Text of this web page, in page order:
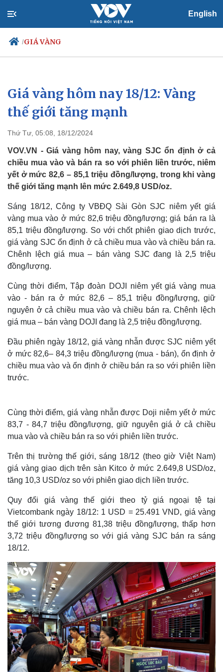
English
/GIÁ VÀNG
Chính trị
Đảng
Tổ chức nhân sự
Nhận diện sự thật
Xã hội
Tin 24h
Dự báo thời tiết
Việc làm
Biển đảo
Giá vàng hôm nay 18/12: Vàng
thế giới tăng mạnh
Thứ Tư, 05:08, 18/12/2024
VOV.VN - Giá vàng hôm nay, vàng SJC ổn định ở cả
chiều mua vào và bán ra so với phiên liền trước, niêm
yết ở mức 82,6 – 85,1 triệu đồng/lượng, trong khi vàng
thế giới tăng mạnh lên mức 2.649,8 USD/oz.
Sáng 18/12, Công ty VBĐQ Sài Gòn SJC niêm yết giá
vàng mua vào ở mức 82,6 triệu đồng/lượng; giá bán ra là
85,1 triệu đồng/lượng. So với chốt phiên giao dịch trước,
giá vàng SJC ổn định ở cả chiều mua vào và chiều bán ra.
Chênh lệch giá mua – bán vàng SJC đang là 2,5 triệu
đồng/lượng.
Cùng thời điểm, Tập đoàn DOJI niêm yết giá vàng mua
vào - bán ra ở mức 82,6 – 85,1 triệu đồng/lượng, giữ
nguyên ở cả chiều mua vào và chiều bán ra. Chênh lệch
giá mua – bán vàng DOJI đang là 2,5 triệu đồng/lượng.
Đầu phiên ngày 18/12, giá vàng nhẫn được SJC niêm yết
ở mức 82,6– 84,3 triệu đồng/lượng (mua - bán), ổn định ở
chiều mua vào và ổn định ở chiều bán ra so với phiên liền
trước.
Cùng thời điểm, giá vàng nhẫn được Doji niêm yết ở mức
83,7 - 84,7 triệu đồng/lượng, giữ nguyên giá ở cả chiều
mua vào và chiều bán ra so với phiên liền trước.
Trên thị trường thế giới, sáng 18/12 (theo giờ Việt Nam)
giá vàng giao dịch trên sàn Kitco ở mức 2.649,8 USD/oz,
tăng 10,3 USD/oz so với phiên giao dịch liền trước.
Quy đổi giá vàng thế giới theo tỷ giá ngoại tệ tại
Vietcombank ngày 18/12: 1 USD = 25.491 VND, giá vàng
thế giới tương đương 81,38 triệu đồng/lượng, thấp hơn
3,72 triệu đồng/lượng so với giá vàng SJC bán ra sáng
18/12.